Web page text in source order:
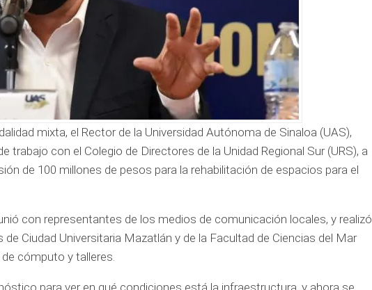
mixta, el Rector de la Universidad Autónoma de Sinaloa (UAS),
con el Colegio de Directores de la Unidad Regional Sur (URS), a
de 100 millones de pesos para la rehabilitación de espacios para el
con representantes de los medios de comunicación locales, y realizó
Ciudad Universitaria Mazatlán y de la Facultad de Ciencias del Mar
cómputo y talleres.
para ver en qué condiciones está la infraestructura, y ahora se